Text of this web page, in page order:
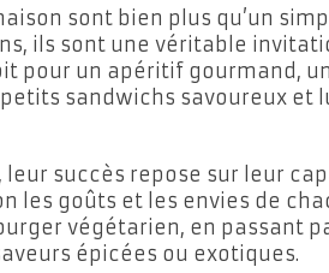
sont bien plus qu’un
ils sont une véritable
pour un apéritif gourmand,
sandwichs savoureux et
leur succès repose sur leur
les goûts et les envies de
végétarien, en passant
épicées ou exotiques.